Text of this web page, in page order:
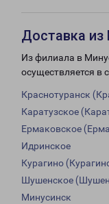
Доставка из
Из филиала в
осуществляется в
Краснотуранск
Каратузское
Ермаковское
Идринское
Курагино
Шушенское
Минусинск